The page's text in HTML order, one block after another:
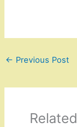
← Previous Post